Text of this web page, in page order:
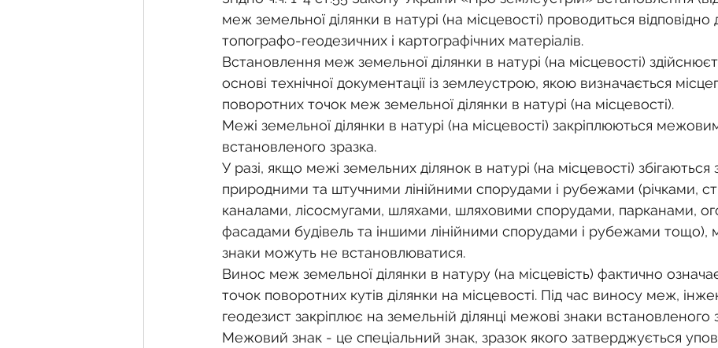
меж земельної ділянки в натурі (на місцевості) проводиться відповідно
топографо-геодезичних і картографічних матеріалів.
Встановлення меж земельної ділянки в натурі (на місцевості)
основі технічної документації із землеустрою, якою визначається
поворотних точок меж земельної ділянки в натурі (на місцевості).
Межі земельної ділянки в натурі (на місцевості) закріплюються
встановленого зразка.
У разі, якщо межі земельних ділянок в натурі (на місцевості) збігаються
природними та штучними лінійними спорудами і рубежами (річками,
каналами, лісосмугами, шляхами, шляховими спорудами, парканами,
фасадами будівель та іншими лінійними спорудами і рубежами тощо),
знаки можуть не встановлюватися.
Винос меж земельної ділянки в натуру (на місцевість) фактично
точок поворотних кутів ділянки на місцевості. Під час виносу меж,
геодезист закріплює на земельній ділянці межові знаки встановленого
Межовий знак - це спеціальний знак, зразок якого затверджується